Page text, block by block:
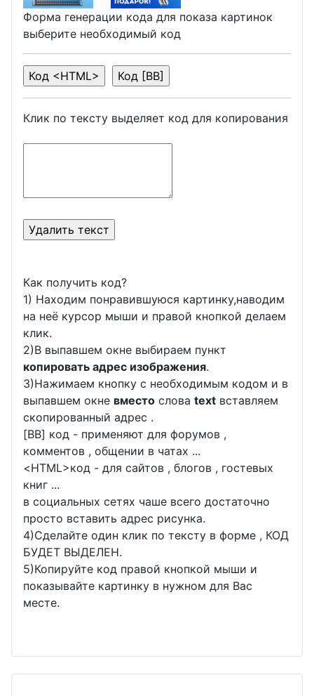
Форма генерации кода для показа картинок
выберите необходимый код
Клик по тексту выделяет код для копирования
Как получить код?
1) Находим понравившуюся картинку,наводим
на неё курсор мыши и правой кнопкой делаем
клик.
2)В выпавшем окне выбираем пункт
копировать адрес изображения.
3)Нажимаем кнопку с необходимым кодом и в
выпавшем окне вместо слова text вставляем
скопированный адрес .
[BB] код - применяют для форумов ,
комментов , общении в чатах ...
<HTML>код - для сайтов , блогов , гостевых
книг ...
в социальных сетях чаше всего достаточно
просто вставить адрес рисунка.
4)Сделайте один клик по тексту в форме , КОД
БУДЕТ ВЫДЕЛЕН.
5)Копируйте код правой кнопкой мыши и
показывайте картинку в нужном для Вас
месте.